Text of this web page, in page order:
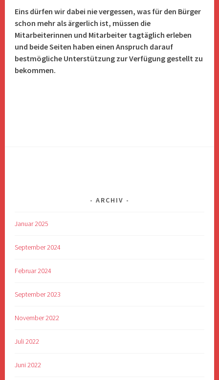
Eins dürfen wir dabei nie vergessen, was für den Bürger
schon mehr als ärgerlich ist, müssen die
Mitarbeiterinnen und Mitarbeiter tagtäglich erleben
und beide Seiten haben einen Anspruch darauf
bestmögliche Unterstützung zur Verfügung gestellt zu
bekommen.
ARCHIV
Januar 2025
September 2024
Februar 2024
September 2023
November 2022
Juli 2022
Juni 2022